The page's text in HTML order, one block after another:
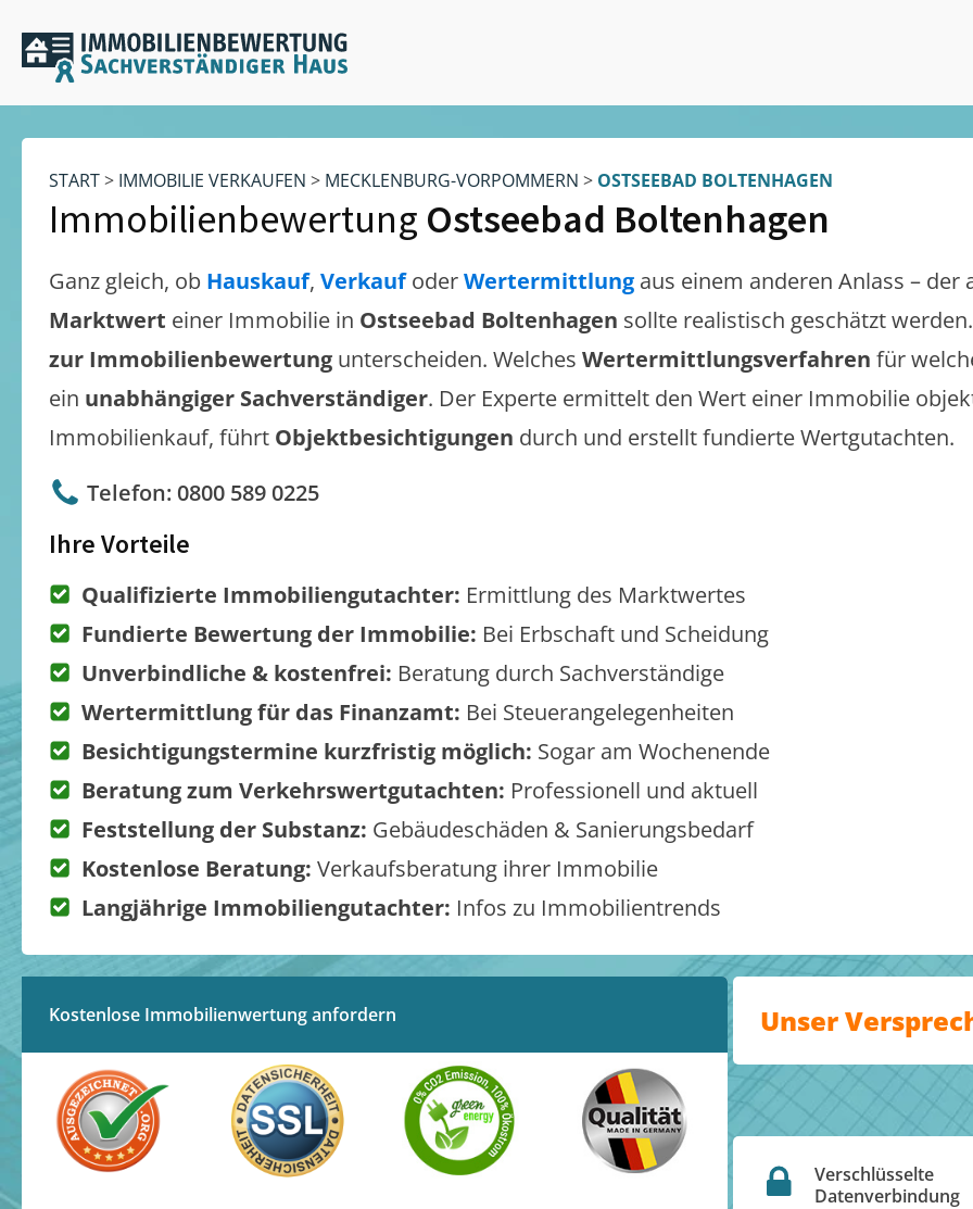
START> IMMOBILIE VERKAUFEN > MECKLENBURG-VORPOMMERN > OSTSEEBAD BOLTENHAGEN
Immobilienbewertung Ostseebad Boltenhagen
Ganz gleich, ob Hauskauf, VerkaufoderWertermittlung aus einem anderen Anlass – der
Marktwert einer Immobilie in Ostseebad Boltenhagen sollte realistisch geschätzt
zur Immobilienbewertung unterscheiden. Welches Wertermittlungsverfahren für
ein unabhängiger Sachverständiger. Der Experte ermittelt den Wert einer Immobilie
Immobilienkauf, führt Objektbesichtigungen durch und erstellt fundierte Wertgutachten.
Telefon: 0800 589 0225
Ihre Vorteile
Qualifizierte Immobiliengutachter: Ermittlung des Marktwertes
Fundierte Bewertung der Immobilie: Bei Erbschaft und Scheidung
Unverbindliche & kostenfrei: Beratung durch Sachverständige
Wertermittlung für das Finanzamt: Bei Steuerangelegenheiten
Besichtigungstermine kurzfristig möglich: Sogar am Wochenende
Beratung zum Verkehrswertgutachten: Professionell und aktuell
Feststellung der Substanz: Gebäudeschäden & Sanierungsbedarf
Kostenlose Beratung: Verkaufsberatung ihrer Immobilie
Langjährige Immobiliengutachter: Infos zu Immobilientrends
Kostenlose Immobilienwertung anfordern Unser
Verschlüsselte
Datenverbindung